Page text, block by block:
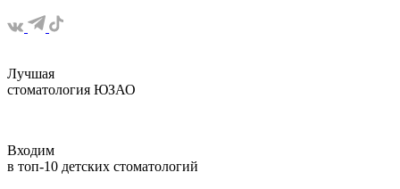
Лучшая
стоматология ЮЗАО
Входим
в топ-10 детских стоматологий